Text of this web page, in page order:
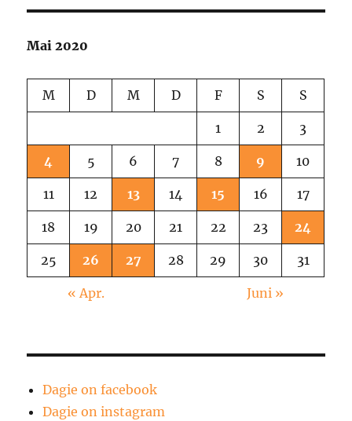
Mai 2020
M D M D F S S
1 2 3
4 5 6 7 8 9 10
11 12 13 14 15 16 17
18 19 20 21 22 23 24
25 26 27 28 29 30 31
« Apr. Juni »
Dagie on facebook
Dagie on instagram